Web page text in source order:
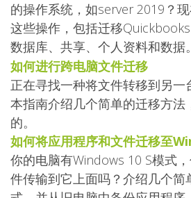
的操作系统，如server 2019？
这些操作，包括迁移Quickbooks
数据库、共享、个人资料和数据。
如何进行跨电脑文件迁移
正在寻找一种将文件转移到另一
本指南介绍几个简单的迁移方法
的。
如何将应用程序和文件迁移至
你的电脑有Windows 10 S模式
件传输到它上面吗？介绍几个简